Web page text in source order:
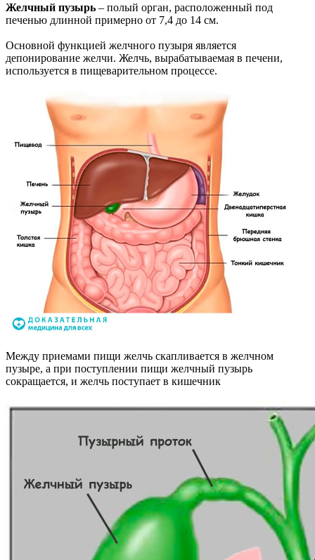
Желчный пузырь – полый орган, расположенный под
печенью длинной примерно от 7,4 до 14 см.
Основной функцией желчного пузыря является
депонирование желчи. Желчь, вырабатываемая в печени,
используется в пищеварительном процессе.
Между приемами пищи желчь скапливается в желчном
пузыре, а при поступлении пищи желчный пузырь
сокращается, и желчь поступает в кишечник